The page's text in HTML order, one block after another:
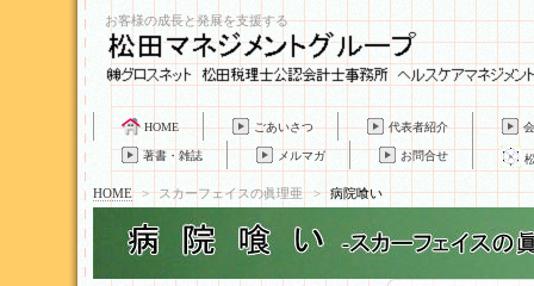
お客様の成長と発展を支援する
HOME ごあいさつ 代表者紹介
著書・雑誌 メルマガ お問合せ
HOME > スカーフェイスの眞理亜 > 病院喰い